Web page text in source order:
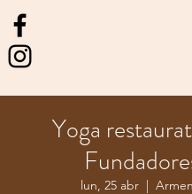
Yoga
lun, 25 abr
  |